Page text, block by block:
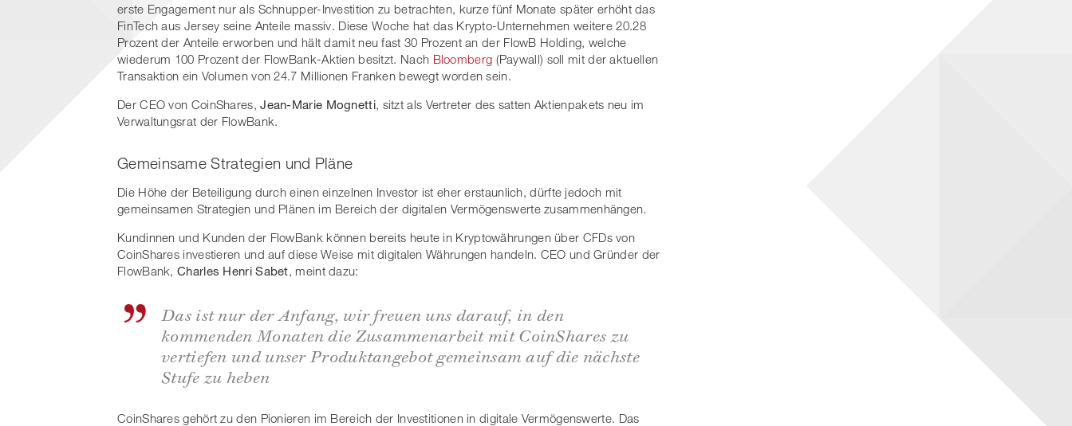
erste Engagement nur als Schnupper-Investition zu betrachten, kurze fünf Monate später erhöht das
FinTech aus Jersey seine Anteile massiv. Diese Woche hat das Krypto-Unternehmen weitere 20.28
Prozent der Anteile erworben und hält damit neu fast 30 Prozent an der FlowB Holding, welche
wiederum 100 Prozent der FlowBank-Aktien besitzt. Nach Bloomberg (Paywall) soll mit der aktuellen
Transaktion ein Volumen von 24.7 Millionen Franken bewegt worden sein.
Der CEO von CoinShares,Jean-Marie Mognetti, sitzt als Vertreter des satten Aktienpakets neu im
Verwaltungsrat der FlowBank.
Gemeinsame Strategien und Pläne
Die Höhe der Beteiligung durch einen einzelnen Investor ist eher erstaunlich, dürfte jedoch mit
gemeinsamen Strategien und Plänen im Bereich der digitalen Vermögenswerte zusammenhängen.
Kundinnen und Kunden der FlowBank können bereits heute in Kryptowährungen über CFDs von
CoinShares investieren und auf diese Weise mit digitalen Währungen handeln. CEO und Gründer der
FlowBank,Charles Henri Sabet, meint dazu:
Das ist nur der Anfang, wir freuen uns darauf, in den
kommenden Monaten die Zusammenarbeit mit CoinShares zu
vertiefen und unser Produktangebot gemeinsam auf die nächste
Stufe zu heben
CoinShares gehört zu den Pionieren im Bereich der Investitionen in digitale Vermögenswerte. Das